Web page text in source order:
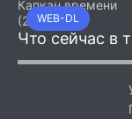
WEB-DL
Капкан времени
(2026)
Что сейчас в